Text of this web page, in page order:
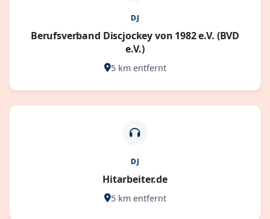
DJ
Berufsverband Discjockey von 1982 e.V. (BVD
e.V.)
5 km entfernt
DJ
Hitarbeiter.de
5 km entfernt